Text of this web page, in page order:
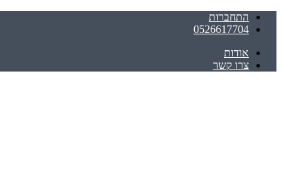
התחברות
0526617704
אודות
צרו קשר